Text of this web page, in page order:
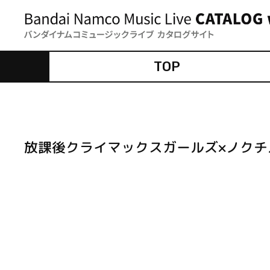
TOP
放課後クライマックスガールズ×ノク